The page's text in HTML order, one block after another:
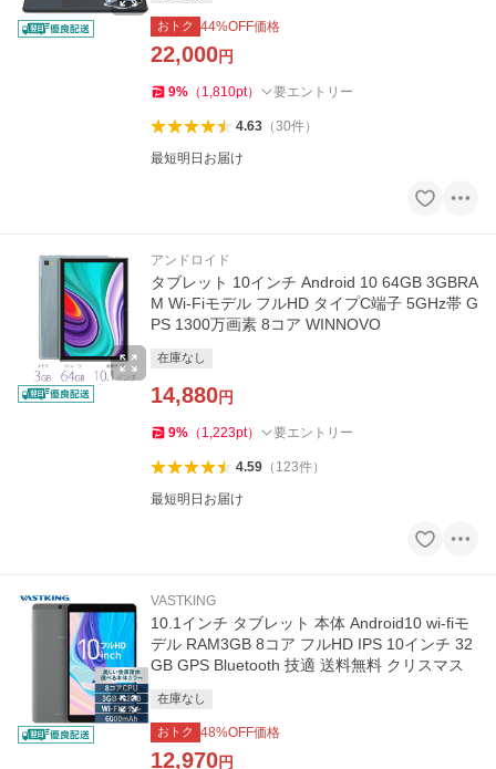
おトク 44%OFF価格
22,000円
9% （ 1,810pt） 要エントリー
4.63（30件）
最短明日お届け
アンドロイド
タブレット 10インチ Android 10 64GB 3GBRA
M Wi-Fiモデル フルHD タイプC端子 5GHz帯 G
PS 1300万画素 8コア WINNOVO
在庫なし
14,880円
9% （ 1,223pt） 要エントリー
4.59（ 123件）
最短明日お届け
VASTKING
10.1インチ タブレット 本体 Android10 wi-fiモ
デル RAM3GB 8コア フルHD IPS 10インチ 32
GB GPS Bluetooth 技適 送料無料 クリスマス
在庫なし
おトク 48%OFF価格
12,970円